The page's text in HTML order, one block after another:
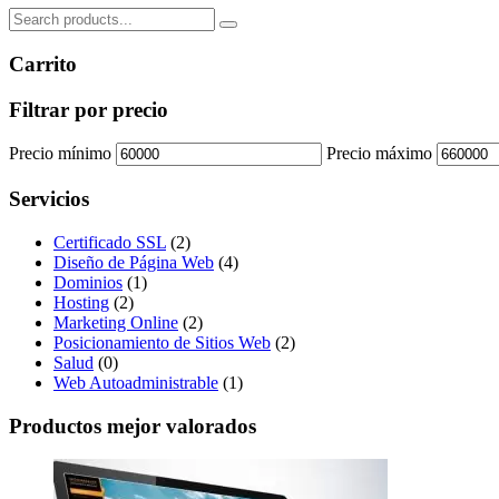
Carrito
Filtrar por precio
Precio mínimo Precio máximo
Servicios
Certificado SSL (2)
Diseño de Página Web (4)
Dominios (1)
Hosting (2)
Marketing Online (2)
Posicionamiento de Sitios Web (2)
Salud (0)
Web Autoadministrable (1)
Productos mejor valorados